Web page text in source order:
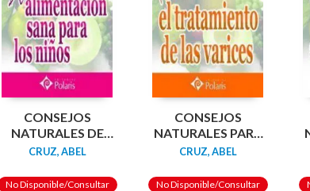
CONSEJOS
NATURALES DE
ALIMENTACION
NIÑOS. POLARIS
CRUZ, ABEL
No Disponible/Consultar
CONSEJOS
NATURALES PARA
EL TRATAMIENTO
POLARIS
CRUZ, ABEL
No Disponible/Consultar